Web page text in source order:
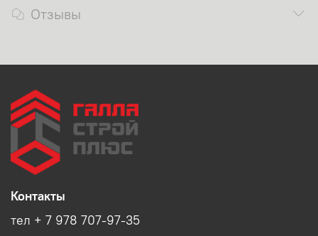
Отзывы
Контакты
тел + 7 978 707-97-35